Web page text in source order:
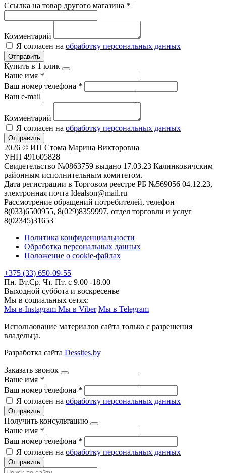
Ссылка на товар другого магазина *
Комментарий
Я согласен на обработку персональных данных
Отправить
Купить в 1 клик
Ваше имя *
Ваш номер телефона *
Ваш e-mail
Комментарий
Я согласен на обработку персональных данных
Отправить
2026 © ИП Стома Марина Викторовна
УНП 491605828
Свидетельство №0863759 выдано 17.03.23 Калинковичским
районным исполнительным комитетом.
Дата регистрации в Торговом реестре РБ №569056 04.12.23,
электронная почта Idealson@mail.ru
Рассмотрение обращений потребителей, телефон
8(033)6500955, 8(029)8359997, отдел торговли и услуг
8(02345)31653
Политика конфиденциальности
Обработка персональных данных
Положение о cookie-файлах
+375 (33) 650-09-55
Пн. Вт.Ср. Чт. Пт. с 9.00 -18.00
Выходной суббота и воскресенье
Мы в социальных сетях:
Мы в Instagram Мы в Viber Мы в Telegram
Использование материалов сайта только с разрешения
владельца.
Разработка сайта Dessites.by
Заказать звонок
Ваше имя *
Ваш номер телефона *
Я согласен на обработку персональных данных
Отправить
Получить консультацию
Ваше имя *
Ваш номер телефона *
Я согласен на обработку персональных данных
Отправить